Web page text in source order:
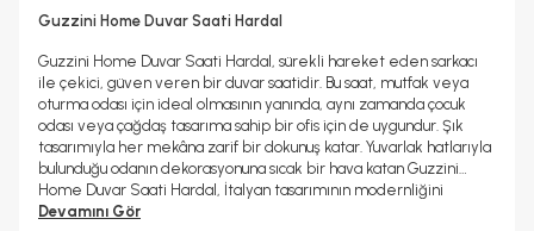
Guzzini Home Duvar Saati Hardal
Guzzini Home Duvar Saati Hardal, sürekli hareket eden sarkacı
ile çekici, güven veren bir duvar saatidir. Bu saat, mutfak veya
oturma odası için ideal olmasının yanında, aynı zamanda çocuk
odası veya çağdaş tasarıma sahip bir ofis için de uygundur. Şık
tasarımıyla her mekâna zarif bir dokunuş katar. Yuvarlak hatlarıyla
bulunduğu odanın dekorasyonuna sıcak bir hava katan Guzzini
Home Duvar Saati Hardal, İtalyan tasarımının modernliğini
yansıtır.
Devamını Gör